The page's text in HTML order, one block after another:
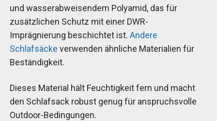
und wasserabweisendem Polyamid, das für
zusätzlichen Schutz mit einer DWR-
Imprägnierung beschichtet ist. Andere
Schlafsäcke verwenden ähnliche Materialien für
Beständigkeit.
Dieses Material hält Feuchtigkeit fern und macht
den Schlafsack robust genug für anspruchsvolle
Outdoor-Bedingungen.